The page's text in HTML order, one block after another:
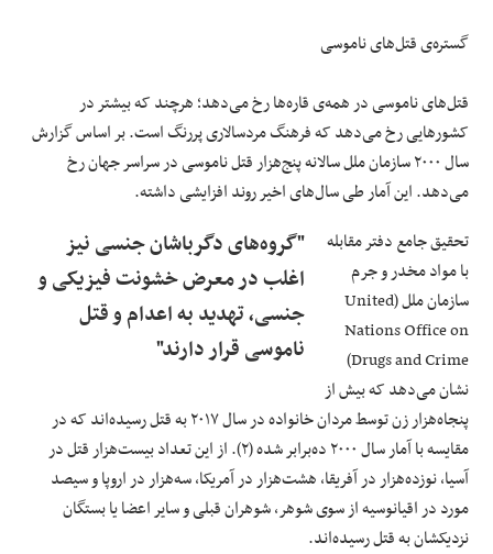
گستره‌ی قتل‌های ناموسی
قتل‌های ناموسی در همه‌ی قاره‌ها رخ می‌دهد؛ هرچند که بیشتر در
کشورهایی رخ می‌دهد که فرهنگ مردسالاری پررنگ است. بر اساس گزارش
سال ۲۰۰۰ سازمان ملل سالانه پنج‌هزار قتل ناموسی در سراسر جهان رخ
می‌دهد. این آمار طی سال‌های اخیر روند افزایشی داشته.
"گروه‌های دگرباشان جنسی نیز
اغلب در معرض خشونت فیزیکی و
جنسی، تهدید به اعدام و قتل
ناموسی قرار دارند"
تحقیق جامع دفتر مقابله
با مواد مخدر و جرم
سازمان ملل (United
Nations Office on
Drugs and Crime)
نشان می‌دهد که بیش از
پنجاه‌هزار زن توسط مردان خانواده در سال ۲۰۱۷ به قتل رسیده‌اند که در
مقایسه با آمار سال ۲۰۰۰ ده‌برابر شده (۲). از این تعداد بیست‌هزار قتل در
آسیا، نوزده‌هزار در آفریقا، هشت‌هزار در آمریکا، سه‌هزار در اروپا و سیصد
مورد در اقیانوسیه از سوی شوهر، شوهران قبلی و سایر اعضا یا بستگان
نزدیکشان به قتل رسیده‌اند.